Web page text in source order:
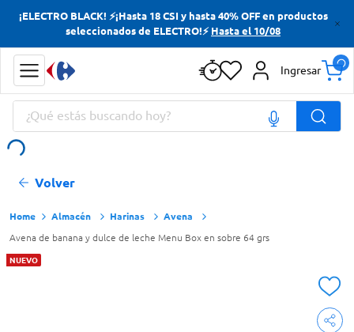
¡ELECTRO BLACK! ⚡¡Hasta 18 CSI y hasta 40% OFF en productos
seleccionados de ELECTRO!⚡ Hasta el 10/08
Ingresar
¿Qué estás buscando hoy?
Volver
Almacén Harinas Avena
Avena de banana y dulce de leche Menu Box en sobre 64 grs
NUEVO
Términos más buscados
Yerba
Cerveza
Papas Fritas
Doves
Términos más buscados
Yerba
Cerveza
Papas Fritas
Doves